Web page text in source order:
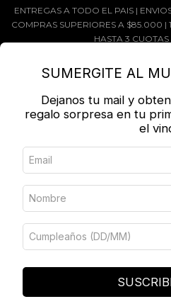
ENTREGAS A TODO EL PAIS |
COMPRAS SUPERIORES A $85.000 |
HASTA 3 CUOTAS
Ordenar por
SUMERGITE AL
Dejanos tu mail y
regalo sorpresa en tu
el